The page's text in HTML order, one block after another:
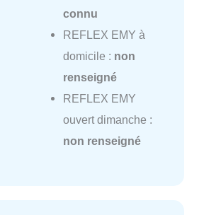
connu
REFLEX EMY à
domicile : non
renseigné
REFLEX EMY
ouvert dimanche :
non renseigné